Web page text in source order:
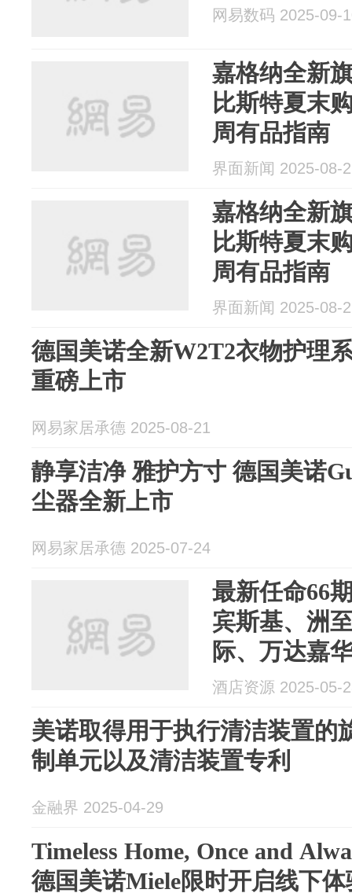
网易数码 2025-09-
嘉格纳全新
比斯特夏末
周有品指南
界面新闻 2025-08-
嘉格纳全新
比斯特夏末
周有品指南
界面新闻 2025-08-
德国美诺全新W2T2衣物护理
重磅上市
网易家居承德 2025-08-21
静享洁净 雅护方寸 德国美诺
尘器全新上市
网易家居承德 2025-07-24
最新任命66
宾斯基、洲
际、万达嘉
花
酒店资源 2025-05-
美诺取得用于执行清洁装置的
制单元以及清洁装置专利
金融界 2025-04-29
Timeless Home, Once and
德国美诺Miele限时开启线下